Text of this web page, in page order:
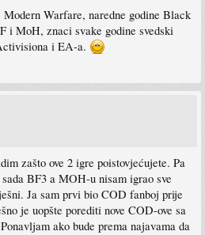
Warfare, naredne godine Black
i MoH, znaci svake godine svedski
i EA-a.
zašto ove 2 igre poistovjećujete. Pa
BF3 a MOH-u nisam igrao sve
Ja sam prvi bio COD fanboj prije
je uopšte porediti nove COD-ove sa
ako bude prema najavama da